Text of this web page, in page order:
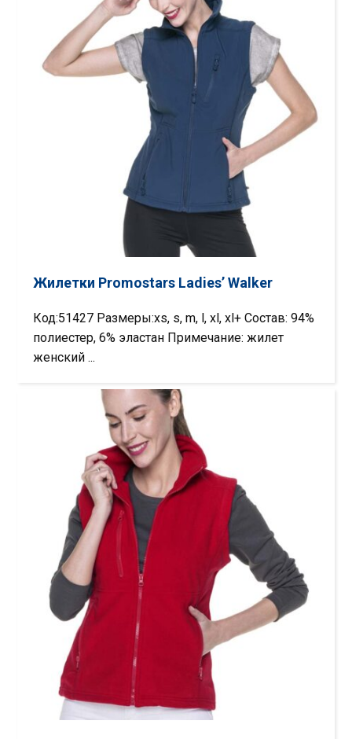
Жилетки Promostars Ladies’ Walker
Код:51427 Размеры:xs, s, m, l, xl, xl+ Состав: 94%
полиестер, 6% эластан Примечание: жилет
женский ...